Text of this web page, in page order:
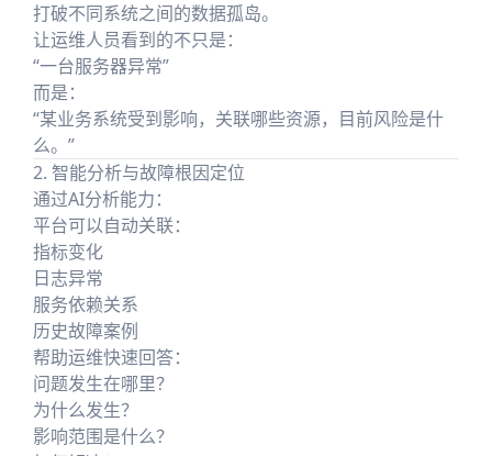
打破不同系统之间的数据孤岛。
让运维人员看到的不只是：
“一台服务器异常”
而是：
“某业务系统受到影响，关联哪些资源，目前风险是什
么。”
2. 智能分析与故障根因定位
通过AI分析能力：
平台可以自动关联：
指标变化
日志异常
服务依赖关系
历史故障案例
帮助运维快速回答：
问题发生在哪里？
为什么发生？
影响范围是什么？